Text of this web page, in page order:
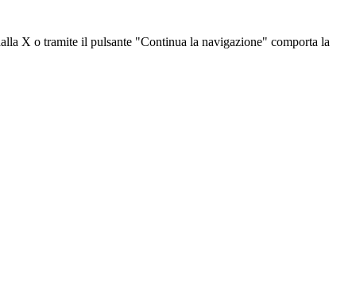
X o tramite il pulsante "Continua la navigazione" comporta la